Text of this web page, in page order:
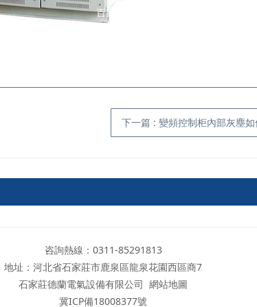
下一篇 : 變頻控制柜內部灰塵
咨詢熱線：0311-85291813
地址：河北省石家莊市鹿泉區龍泉花園西區商7
石家莊德蘭電氣設備有限公司 網站地圖
冀ICP備18008377號